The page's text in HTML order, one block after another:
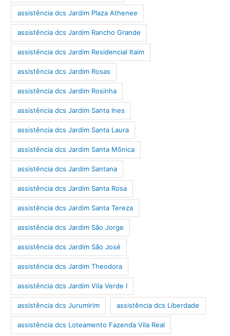
assistência dcs Jardim Plaza Athenee
assistência dcs Jardim Rancho Grande
assistência dcs Jardim Residencial Itaim
assistência dcs Jardim Rosas
assistência dcs Jardim Rosinha
assistência dcs Jardim Santa Ines
assistência dcs Jardim Santa Laura
assistência dcs Jardim Santa Mônica
assistência dcs Jardim Santana
assistência dcs Jardim Santa Rosa
assistência dcs Jardim Santa Tereza
assistência dcs Jardim São Jorge
assistência dcs Jardim São José
assistência dcs Jardim Theodora
assistência dcs Jardim Vila Verde I
assistência dcs Jurumirim assistência dcs Liberdade
assistência dcs Loteamento Fazenda Vila Real